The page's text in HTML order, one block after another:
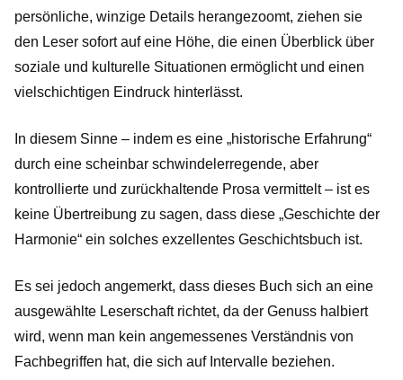
persönliche, winzige Details herangezoomt, ziehen sie
den Leser sofort auf eine Höhe, die einen Überblick über
soziale und kulturelle Situationen ermöglicht und einen
vielschichtigen Eindruck hinterlässt.
In diesem Sinne – indem es eine „historische Erfahrung“
durch eine scheinbar schwindelerregende, aber
kontrollierte und zurückhaltende Prosa vermittelt – ist es
keine Übertreibung zu sagen, dass diese „Geschichte der
Harmonie“ ein solches exzellentes Geschichtsbuch ist.
Es sei jedoch angemerkt, dass dieses Buch sich an eine
ausgewählte Leserschaft richtet, da der Genuss halbiert
wird, wenn man kein angemessenes Verständnis von
Fachbegriffen hat, die sich auf Intervalle beziehen.